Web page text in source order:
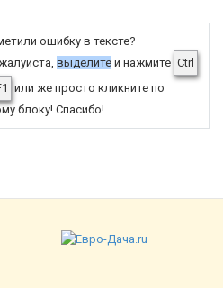
ошибку в тексте?
выделите и нажмите Ctrl
или же просто кликните по
блоку! Спасибо!